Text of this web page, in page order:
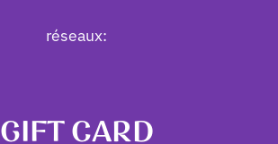
réseaux:
GIFT CARD